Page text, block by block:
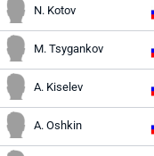
N. Kotov
M. Tsygankov
A. Kiselev
A. Oshkin